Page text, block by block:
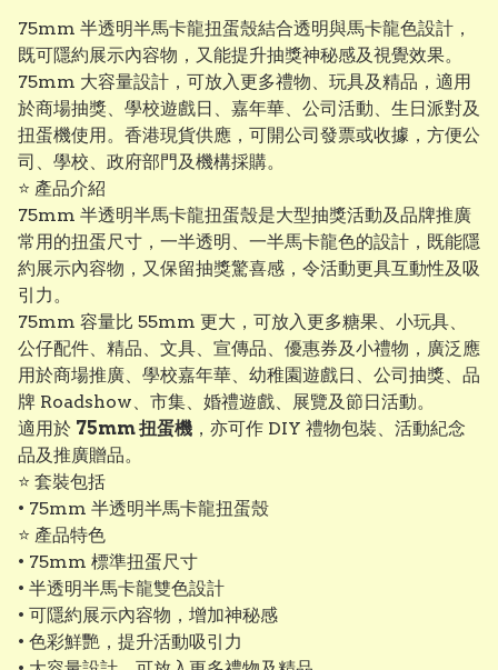
75mm 半透明半馬卡龍扭蛋殼結合透明與馬卡龍色設計，
既可隱約展示內容物，又能提升抽獎神秘感及視覺效果。
75mm 大容量設計，可放入更多禮物、玩具及精品，適用
於商場抽獎、學校遊戲日、嘉年華、公司活動、生日派對及
扭蛋機使用。香港現貨供應，可開公司發票或收據，方便公
司、學校、政府部門及機構採購。
⭐ 產品介紹
75mm 半透明半馬卡龍扭蛋殼是大型抽獎活動及品牌推廣
常用的扭蛋尺寸，一半透明、一半馬卡龍色的設計，既能隱
約展示內容物，又保留抽獎驚喜感，令活動更具互動性及吸
引力。
75mm 容量比 55mm 更大，可放入更多糖果、小玩具、
公仔配件、精品、文具、宣傳品、優惠券及小禮物，廣泛應
用於商場推廣、學校嘉年華、幼稚園遊戲日、公司抽獎、品
牌 Roadshow、市集、婚禮遊戲、展覽及節日活動。
適用於 75mm 扭蛋機 ，亦可作 DIY 禮物包裝、活動紀念
品及推廣贈品。
⭐ 套裝包括
• 75mm 半透明半馬卡龍扭蛋殼
⭐ 產品特色
• 75mm 標準扭蛋尺寸
• 半透明半馬卡龍雙色設計
• 可隱約展示內容物，增加神秘感
• 色彩鮮艷，提升活動吸引力